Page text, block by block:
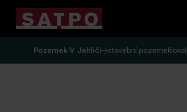
Pozemek V Jehličí stavební pozemek